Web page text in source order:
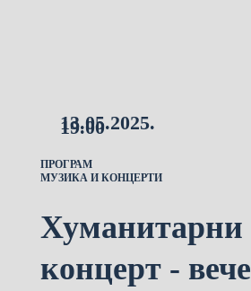
13.05.2025.
19.00
ПРОГРАМ
МУЗИКА И КОНЦЕРТИ
Хуманитарни
концерт - вече